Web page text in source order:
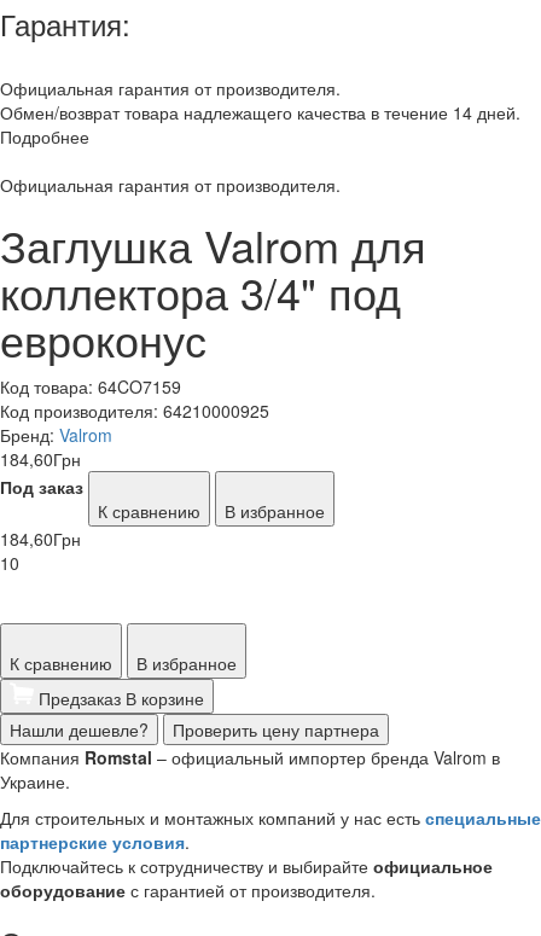
Гарантия:
Официальная гарантия от производителя.
Обмен/возврат товара надлежащего качества в течение 14 дней.
Подробнее
Официальная гарантия от производителя.
Заглушка Valrom для
коллектора 3/4" под
евроконус
Код товара: 64CO7159
Код производителя: 64210000925
Бренд: Valrom
184,60Грн
Под заказ
К сравнению
В избранное
184,60Грн
10
К сравнению
В избранное
Предзаказ В корзине
Нашли дешевле?
Проверить цену партнера
Компания Romstal – официальный импортер бренда Valrom в
Украине.
Для строительных и монтажных компаний у нас есть специальные
партнерские условия.
Подключайтесь к сотрудничеству и выбирайте официальное
оборудование с гарантией от производителя.